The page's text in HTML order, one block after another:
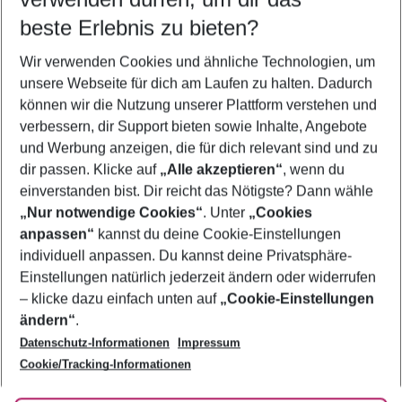
5-8 Nächte
2 Erwachsene Keine Kinder
Mehr Filter anzeigen
Footer
Footer navigation
Über uns
AGB
Bestpreisgarantie
Cookie-Einstellungen ändern
Cookie-Richtlinie
Agenturbetreuung
Barrierefreies Reisen
Folge uns
beste Erlebnis zu bieten?
Wir verwenden Cookies und ähnliche Technologien, um
unsere Webseite für dich am Laufen zu halten. Dadurch
können wir die Nutzung unserer Plattform verstehen und
verbessern, dir Support bieten sowie Inhalte, Angebote
und Werbung anzeigen, die für dich relevant sind und zu
dir passen. Klicke auf „Alle akzeptieren“, wenn du
einverstanden bist. Dir reicht das Nötigste? Dann wähle
„Nur notwendige Cookies“. Unter „Cookies
anpassen“ kannst du deine Cookie-Einstellungen
individuell anpassen. Du kannst deine Privatsphäre-
Einstellungen natürlich jederzeit ändern oder widerrufen
– klicke dazu einfach unten auf „Cookie-Einstellungen
ändern“.
Datenschutz-Informationen
Impressum
Cookie/Tracking-Informationen